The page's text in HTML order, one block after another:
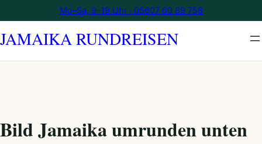
Inhalt
springen
Mo–Sa, 9–19 Uhr · 05607 60 89 758
JAMAIKA RUNDREISEN
Bild Jamaika umrunden unten